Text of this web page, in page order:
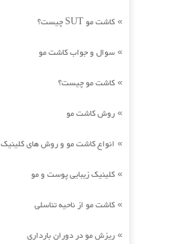
» کاشت مو SUT چیست؟
» سوال و جواب کاشت مو
» کاشت مو چیست؟
» روش کاشت مو
» انواع کاشت مو و روش های کلینیک
» کلینیک زیبایی پوست و مو
» کاشت مو از ناحیه تناسلی
» ریزش مو در دوران بارداری